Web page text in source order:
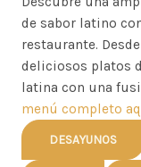
de sabor latino
restaurante.
deliciosos platos
latina con una
menú completo
DESAYUNOS